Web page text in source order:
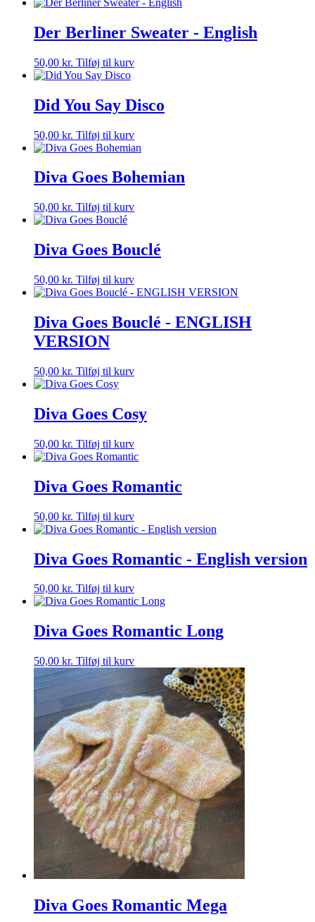
Der Berliner Sweater - English
50,00 kr. Tilføj til kurv
Did You Say Disco
50,00 kr. Tilføj til kurv
Diva Goes Bohemian
50,00 kr. Tilføj til kurv
Diva Goes Bouclé
50,00 kr. Tilføj til kurv
Diva Goes Bouclé - ENGLISH
VERSION
50,00 kr. Tilføj til kurv
Diva Goes Cosy
50,00 kr. Tilføj til kurv
Diva Goes Romantic
50,00 kr. Tilføj til kurv
Diva Goes Romantic - English version
50,00 kr. Tilføj til kurv
Diva Goes Romantic Long
50,00 kr. Tilføj til kurv
Diva Goes Romantic Mega